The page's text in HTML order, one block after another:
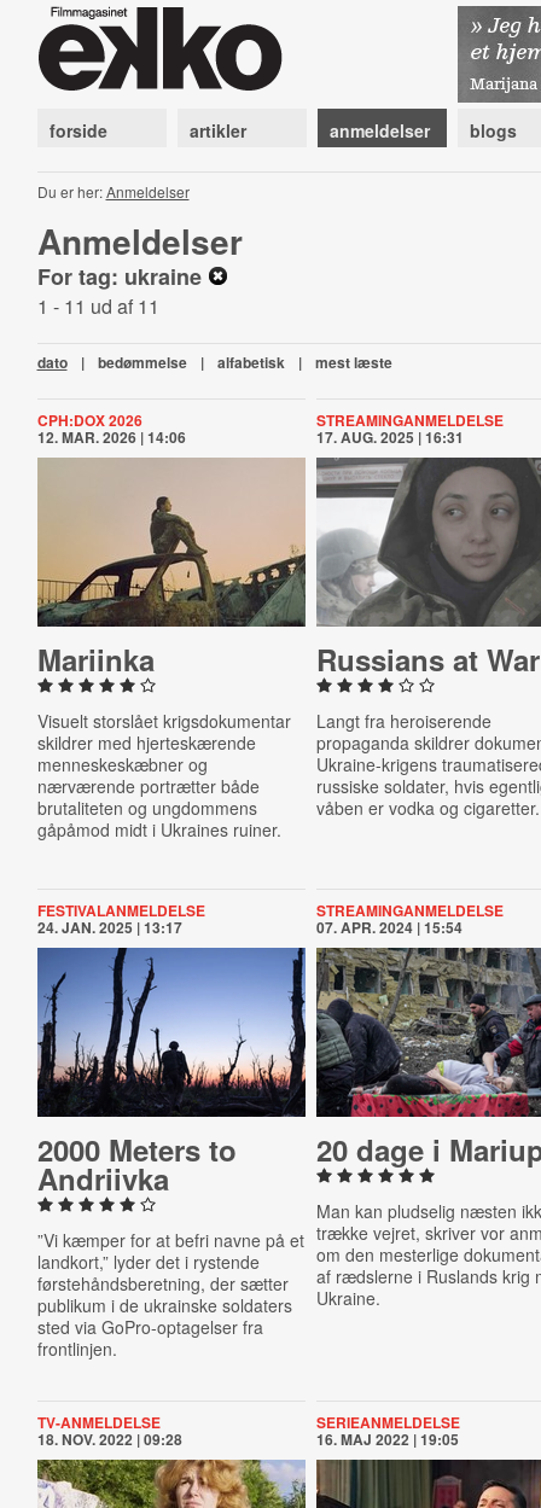
forside artikler anmeldelser blogs
Du er her:Anmeldelser
Anmeldelser
For tag: ukraine
1 - 11 ud af 11
dato | bedømmelse | alfabetisk | mest læste
CPH:DOX 2026
12. MAR. 2026 | 14:06
Mariinka
Visuelt storslået krigsdokumentar
skildrer med hjerteskærende
menneskeskæbner og
nærværende portrætter både
brutaliteten og ungdommens
gåpåmod midt i Ukraines ruiner.
STREAMINGANMELDELSE
17. AUG. 2025 | 16:31
Russians at War
Langt fra heroiserende
propaganda skildrer
Ukraine-krigens
russiske soldater, hvis
våben er vodka og cigaretter.
FESTIVALANMELDELSE
24. JAN. 2025 | 13:17
2000 Meters to
Andriivka
”Vi kæmper for at befri navne på et
landkort,” lyder det i rystende
førstehåndsberetning, der sætter
publikum i de ukrainske soldaters
sted via GoPro-optagelser fra
frontlinjen.
STREAMINGANMELDELSE
07. APR. 2024 | 15:54
20 dage i
Man kan pludselig næsten
trække vejret, skriver vor
om den mesterlige
af rædslerne i Ruslands krig
Ukraine.
TV-ANMELDELSE
18. NOV. 2022 | 09:28
SERIEANMELDELSE
16. MAJ 2022 | 19:05